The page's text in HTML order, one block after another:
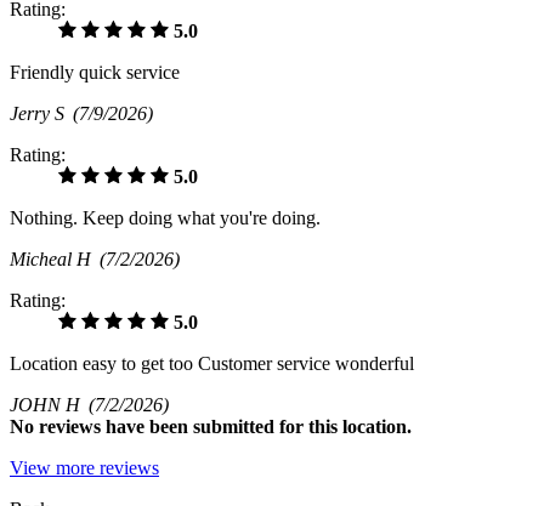
Rating:
5.0
Friendly quick service
Jerry S (7/9/2026)
Rating:
5.0
Nothing. Keep doing what you're doing.
Micheal H (7/2/2026)
Rating:
5.0
Location easy to get too Customer service wonderful
JOHN H (7/2/2026)
No reviews have been submitted for this location.
View more reviews